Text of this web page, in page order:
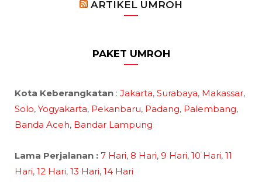
ARTIKEL UMROH
PAKET UMROH
Kota Keberangkatan : Jakarta, Surabaya, Makassar,
Solo, Yogyakarta, Pekanbaru, Padang, Palembang,
Banda Aceh, Bandar Lampung
Lama Perjalanan : 7 Hari, 8 Hari, 9 Hari, 10 Hari, 11
Hari, 12 Hari, 13 Hari, 14 Hari